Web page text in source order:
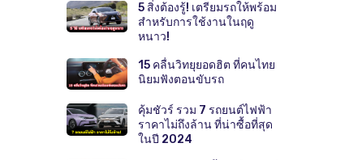
5 สิ่งต้องรู้! เตรียมรถให้พร้อม
สำหรับการใช้งานในฤดู
หนาว!
15 คลื่นวิทยุยอดฮิต ที่คนไทย
นิยมฟังตอนขับรถ
คุ้มชัวร์ รวม 7 รถยนต์ไฟฟ้า
ราคาไม่ถึงล้าน ที่น่าซื้อที่สุด
ในปี 2024